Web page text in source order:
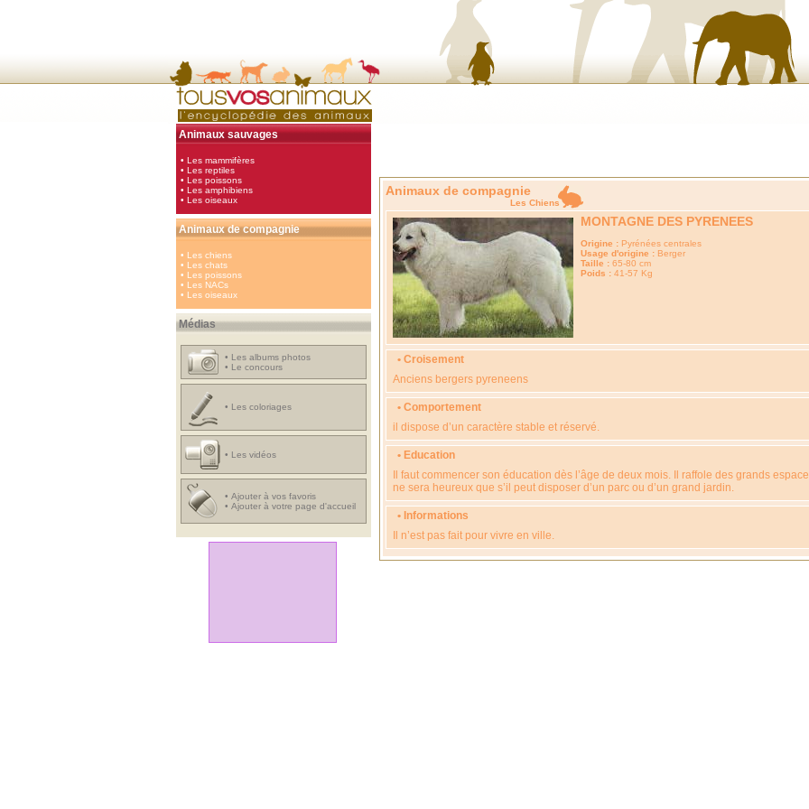
Animaux sauvages
• Les mammifères
• Les reptiles
• Les poissons
• Les amphibiens
• Les oiseaux
Animaux de compagnie
• Les chiens
• Les chats
• Les poissons
• Les NACs
• Les oiseaux
Médias
• Les albums photos
• Le concours
• Les coloriages
• Les vidéos
• Ajouter à vos favoris
• Ajouter à votre page d'accueil
Animaux de compagnie
Les Chiens
MONTAGNE DES PYRENEES
Origine : Pyrénées centrales
Usage d'origine : Berger
Taille : 65-80 cm
Poids : 41-57 Kg
• Croisement
Anciens bergers pyreneens
• Comportement
il dispose d’un caractère stable et réservé.
• Education
Il faut commencer son éducation dès l’âge de deux mois. Il raffole des grands
ne sera heureux que s’il peut disposer d’un parc ou d’un grand jardin.
• Informations
Il n’est pas fait pour vivre en ville.